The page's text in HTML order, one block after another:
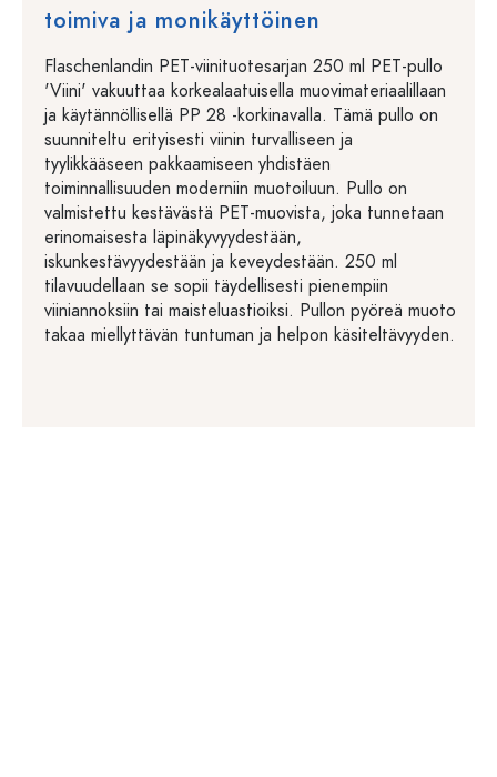
toimiva ja monikäyttöinen
Flaschenlandin PET-viinituotesarjan 250 ml PET-pullo
'Viini' vakuuttaa korkealaatuisella muovimateriaalillaan
ja käytännöllisellä PP 28 -korkinavalla. Tämä pullo on
suunniteltu erityisesti viinin turvalliseen ja
tyylikkääseen pakkaamiseen yhdistäen
toiminnallisuuden moderniin muotoiluun. Pullo on
valmistettu kestävästä PET-muovista, joka tunnetaan
erinomaisesta läpinäkyvyydestään,
iskunkestävyydestään ja keveydestään. 250 ml
tilavuudellaan se sopii täydellisesti pienempiin
viiniannoksiin tai maisteluastioiksi. Pullon pyöreä muoto
takaa miellyttävän tuntuman ja helpon käsiteltävyyden.